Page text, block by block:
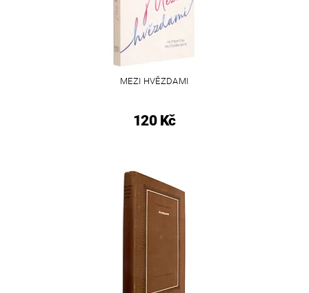
MEZI HVĚZDAMI
120 Kč